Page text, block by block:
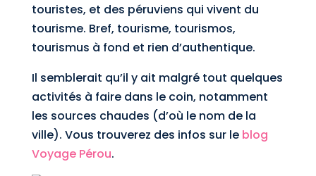
touristes, et des péruviens qui vivent du
tourisme. Bref, tourisme, tourismos,
tourismus à fond et rien d’authentique.
Il semblerait qu’il y ait malgré tout quelques
activités à faire dans le coin, notamment
les sources chaudes (d’où le nom de la
ville). Vous trouverez des infos sur le blog
Voyage Pérou.